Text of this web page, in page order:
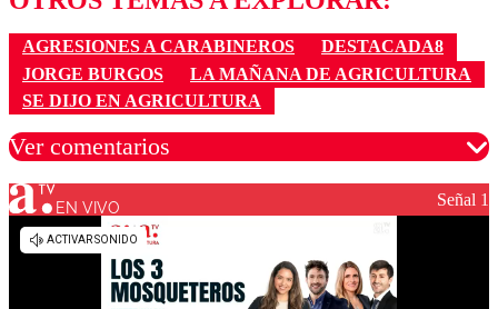
AGRESIONES A CARABINEROS
DESTACADA8
JORGE BURGOS
LA MAÑANA DE AGRICULTURA
SE DIJO EN AGRICULTURA
Ver comentarios
Los comentarios son moderados para garantizar un
EN VIVO Señal 1